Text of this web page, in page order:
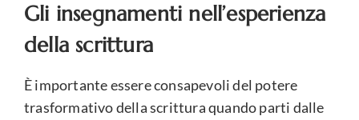
Gli insegnamenti nell’esperienza
della scrittura
È importante essere consapevoli del potere
trasformativo della scrittura quando parti dalle